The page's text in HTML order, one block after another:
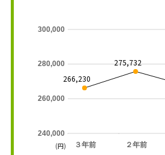
３年前 ２年前
240,000
260,000
280,000
300,000
266,230
275,732
(円)